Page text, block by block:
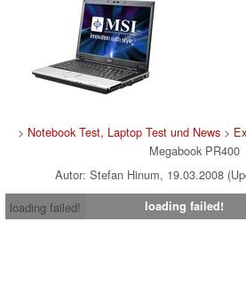
> Notebook Test, Laptop Test und News>
Megabook PR400
Autor: Stefan Hinum, 19.03.2008
loading failed!
loading failed!